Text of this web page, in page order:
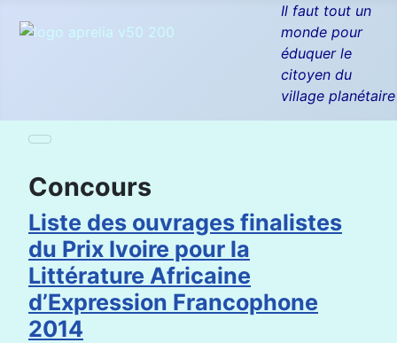
Il faut tout un
monde pour
éduquer le
citoyen du
village planétaire
Concours
Liste des ouvrages finalistes
du Prix Ivoire pour la
Littérature Africaine
d’Expression Francophone
2014